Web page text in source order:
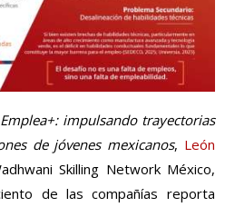
Emplea+: impulsando trayectorias
de jóvenes mexicanos, León
Skilling Network México,
de las compañías reporta